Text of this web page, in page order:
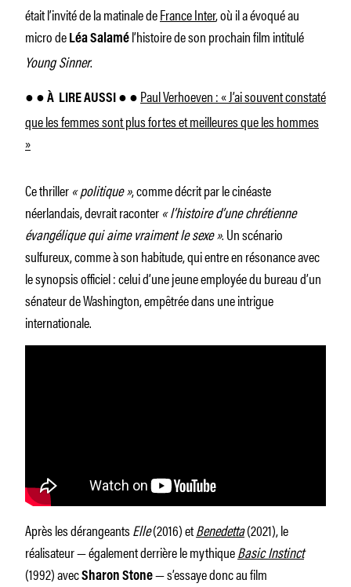
était l’invité de la matinale deFrance Inter, où il a évoqué au
micro de Léa Salamé l’histoire de son prochain film intitulé
Young Sinner.
● ● À LIRE AUSSI ● ● Paul Verhoeven : « J’ai souvent constaté
que les femmes sont plus fortes et meilleures que les hommes
»
Ce thriller« politique », comme décrit par le cinéaste
néerlandais, devrait raconter« l’histoire d’une chrétienne
évangélique qui aime vraiment le sexe ». Un scénario
sulfureux, comme à son habitude, qui entre en résonance avec
le synopsis officiel : celui d’une jeune employée du bureau d’un
sénateur de Washington, empêtrée dans une intrigue
internationale.
Après les dérangeantsElle(2016) etBenedetta(2021), le
réalisateur — également derrière le mythiqueBasic Instinct
(1992) avecSharon Stone— s’essaye donc au film